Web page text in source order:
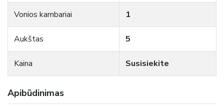
Vonios kambariai 1
Aukštas 5
Kaina Susisiekite
Apibūdinimas